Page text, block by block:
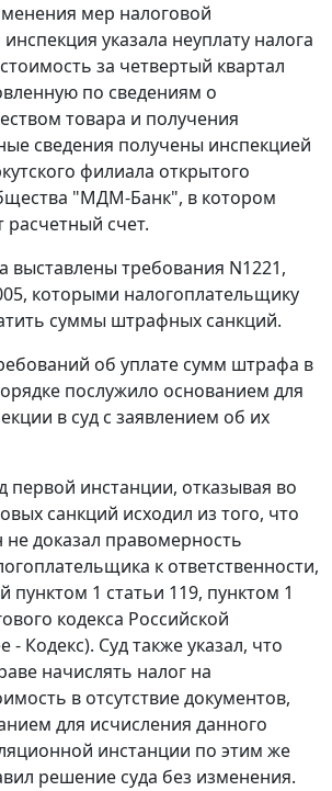
мер налоговой
указала неуплату налога
за четвертый квартал
по сведениям о
товара и получения
сведения получены инспекцией
филиала открытого
"МДМ-Банк", в котором
счет.
выставлены требования N1221,
которыми налогоплательщику
суммы штрафных санкций.
об уплате сумм штрафа в
послужило основанием для
в суд с заявлением об их
первой инстанции, отказывая во
санкций исходил из того, что
не доказал правомерность
к ответственности,
пунктом 1 статьи 119, пунктом 1
кодекса Российской
- Кодекс). Суд также указал, что
начислять налог на
в отсутствие документов,
для исчисления данного
инстанции по этим же
решение суда без изменения.